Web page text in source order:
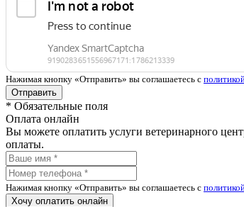
Нажимая кнопку «Отправить» вы соглашаетесь с
Отправить
* Обязательные поля
Оплата онлайн
Вы можете оплатить услуги ветеринарного
оплаты.
Нажимая кнопку «Отправить» вы соглашаетесь с
Хочу оплатить онлайн